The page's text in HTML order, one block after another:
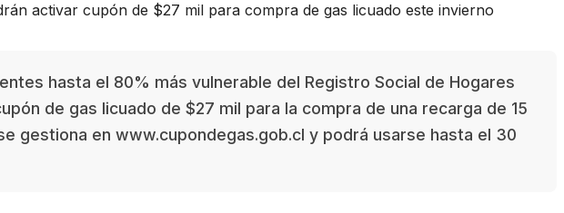
hasta el 80% más vulnerable del Registro Social de Hogares
de gas licuado de $27 mil para la compra de una recarga de 15
gestiona en www.cupondegas.gob.cl y podrá usarse hasta el 30